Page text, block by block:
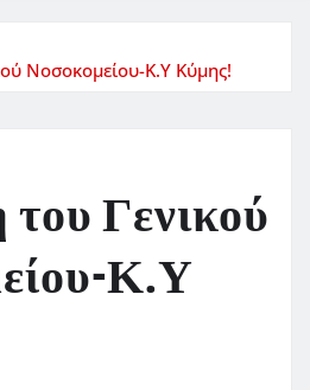
Νοσοκομείου-Κ.Υ Κύμης!
Γενικού
Κ.Υ